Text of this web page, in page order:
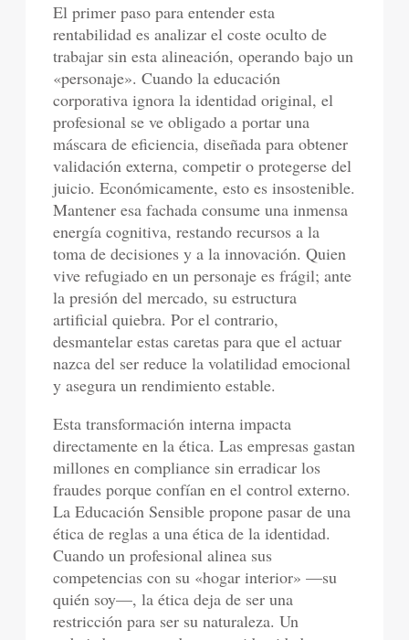
El primer paso para entender esta
rentabilidad es analizar el coste oculto de
trabajar sin esta alineación, operando bajo un
«personaje». Cuando la educación
corporativa ignora la identidad original, el
profesional se ve obligado a portar una
máscara de eficiencia, diseñada para obtener
validación externa, competir o protegerse del
juicio. Económicamente, esto es insostenible.
Mantener esa fachada consume una inmensa
energía cognitiva, restando recursos a la
toma de decisiones y a la innovación. Quien
vive refugiado en un personaje es frágil; ante
la presión del mercado, su estructura
artificial quiebra. Por el contrario,
desmantelar estas caretas para que el actuar
nazca del ser reduce la volatilidad emocional
y asegura un rendimiento estable.
Esta transformación interna impacta
directamente en la ética. Las empresas gastan
millones en compliance sin erradicar los
fraudes porque confían en el control externo.
La Educación Sensible propone pasar de una
ética de reglas a una ética de la identidad.
Cuando un profesional alinea sus
competencias con su «hogar interior» —su
quién soy—, la ética deja de ser una
restricción para ser su naturaleza. Un